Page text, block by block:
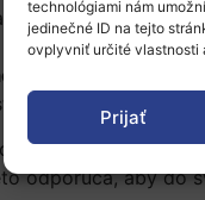
technológiami nám
jedinečné ID na tejto
ovplyvniť určité vlastnosti
Prijať
môžukombinovať
praktické
inštitúciami
by mali podporovať
jeEurópska
odporúča, aby do